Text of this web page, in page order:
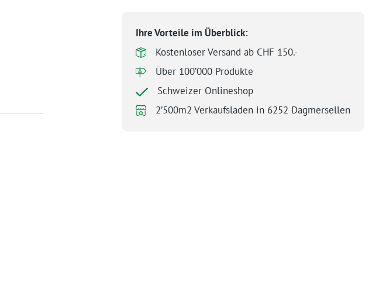
Ihre Vorteile im Überblick:
Kostenloser Versand ab CHF 150.-
Über 100’000 Produkte
Schweizer Onlineshop
2’500m2 Verkaufsladen in 6252 Dagmersellen